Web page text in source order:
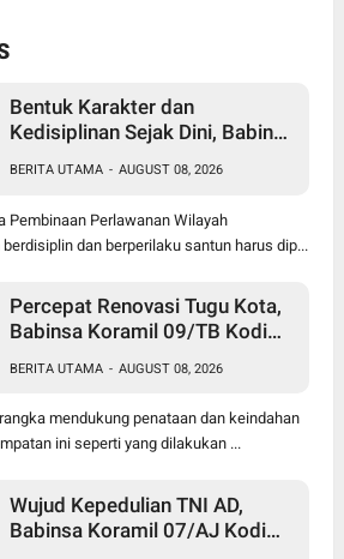
Bentuk Karakter dan
Kedisiplinan Sejak Dini, Babinsa
0208/Asahan Beri Pelatihan
PBB dan Etika Bagi Siswa MIN
7 Pertahanan
BERITA UTAMA - AUGUST 08, 2026
Perlawanan Wilayah
dan berperilaku santun harus dip...
Percepat Renovasi Tugu Kota,
Babinsa Koramil 09/TB Kodim
dan DLH Tanjungbalai Gelar
Gotong Royong
BERITA UTAMA - AUGUST 08, 2026
mendukung penataan dan keindahan
ini seperti yang dilakukan ...
Wujud Kepedulian TNI AD,
Babinsa Koramil 07/AJ Kodim